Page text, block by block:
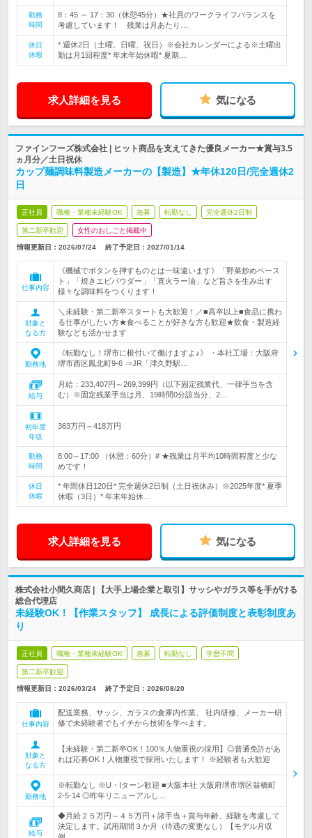
勤務
時間
8：45 ～ 17：30（休憩45分）★社員のワークライフバランスを
考慮しています！ 残業は月あたり…
休日
休暇
* 週休2日（土曜、日曜、祝日）※会社カレンダーによる※土曜出
勤は月1回程度* 年末年始休暇* 夏期…
求人詳細を見る 気になる
ファインフーズ株式会社 | ヒット商品を支えてきた優良メーカー★賞与3.5
ヵ月分／土日祝休
カップ麺調味料製造メーカーの【製造】★年休120日/完全週休2
日
正社員 職種・業種未経験OK 急募 転勤なし 完全週休2日制
第二新卒歓迎 女性のおしごと掲載中
情報更新日：2026/07/24 終了予定日： 2027/01/14
仕事内容
《機械でボタンを押すものとは一味違います》「野菜炒めペース
ト」「焼きエビパウダー」「直火ラー油」など旨さを生み出す
様々な調味料をつくります！
対象と
なる方
＼未経験・第二新卒スタートも大歓迎！／■高卒以上■食品に携わ
る仕事がしたい方★食べることが好きな方も歓迎★飲食・製造経
験なども活かせます
勤務地
《転勤なし！堺市に根付いて働けますよ♪》 ・本社工場：大阪府
堺市西区鳳北町9-6 ⇒JR「津久野駅…
給与
月給：233,407円～269,399円（以下固定残業代、一律手当を含
む）※固定残業手当は月、19時間0分該当分、2…
初年度
年収
363万円～418万円
勤務
時間
8:00～17:00 （休憩：60分）# ★残業は月平均10時間程度と少な
めです！
休日
休暇
* 年間休日120日* 完全週休2日制（土日祝休み）※2025年度* 夏季
休暇（3日）* 年末年始休…
求人詳細を見る 気になる
株式会社小間久商店 | 【大手上場企業と取引】サッシやガラス等を手がける
総合代理店
未経験OK！【作業スタッフ】 成長による評価制度と表彰制度あ
り
正社員 職種・業種未経験OK 急募 転勤なし 学歴不問
第二新卒歓迎
情報更新日：2026/03/24 終了予定日： 2026/08/20
仕事内容
配送業務、サッシ、ガラスの倉庫内作業、 社内研修、メーカー研
修で未経験者でもイチから技術を学べます。
対象と
なる方
【未経験・第二新卒OK！100％人物重視の採用】◎普通免許があ
れば応募OK！人物重視で採用いたします！ ※経験者も大歓迎
勤務地
※転勤なし ※U・Iターン歓迎 ■大阪本社 大阪府堺市堺区翁橋町
2-5-14 ◎昨年リニューアルし…
給与
◆月給２５万円～４５万円＋諸手当＋賞与年齢、経験を考慮して
決定します。試用期間３か月（待遇の変更なし）【モデル月収